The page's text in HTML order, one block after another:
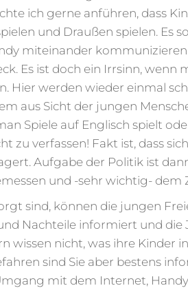
ich gerne anführen, dass
und Draußen spielen. Es
miteinander
Es ist doch ein Irrsinn, wenn
Hier werden wieder einmal
aus Sicht der jungen
Spiele auf Englisch spielt
zu verfassen! Fakt ist, dass
Aufgabe der Politik ist
und -sehr wichtig- dem
sind, können die jungen
Nachteile informiert und
wissen nicht, was ihre
sind Sie aber bestens
mit dem Internet,